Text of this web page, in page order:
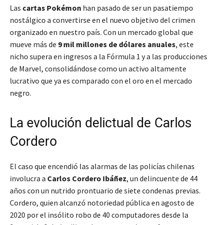
Las cartas Pokémon han pasado de ser un pasatiempo
nostálgico a convertirse en el nuevo objetivo del crimen
organizado en nuestro país. Con un mercado global que
mueve más de 9 mil millones de dólares anuales, este
nicho supera en ingresos a la Fórmula 1 y a las producciones
de Marvel, consolidándose como un activo altamente
lucrativo que ya es comparado con el oro en el mercado
negro.
La evolución delictual de Carlos
Cordero
El caso que encendió las alarmas de las policías chilenas
involucra a Carlos Cordero Ibáñez, un delincuente de 44
años con un nutrido prontuario de siete condenas previas.
Cordero, quien alcanzó notoriedad pública en agosto de
2020 por el insólito robo de 40 computadores desde la